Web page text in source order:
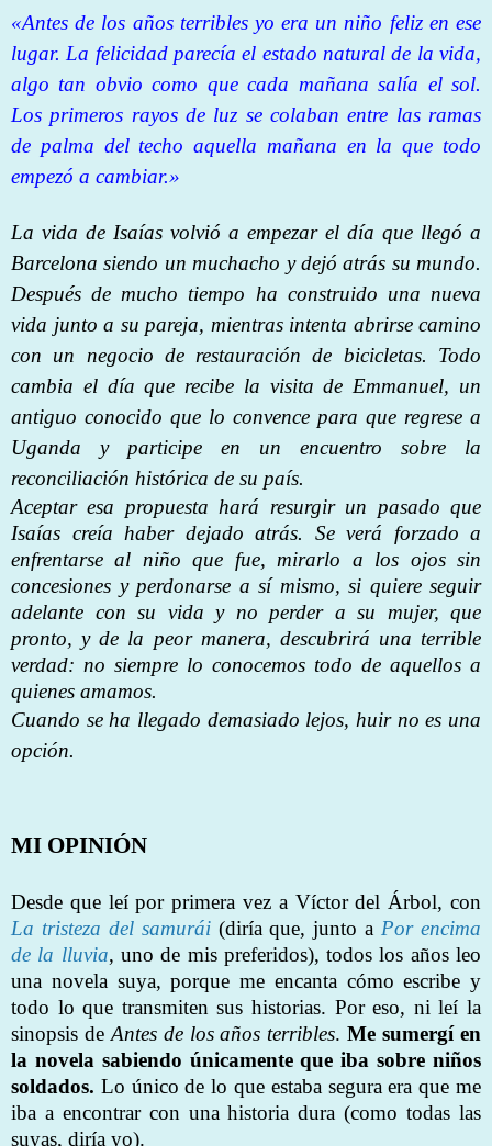
«Antes de los años terribles yo era un niño feliz en ese
lugar. La felicidad parecía el estado natural de la vida,
algo tan obvio como que cada mañana salía el sol.
Los primeros rayos de luz se colaban entre las ramas
de palma del techo aquella mañana en la que todo
empezó a cambiar.»
La vida de Isaías volvió a empezar el día que llegó a
Barcelona siendo un muchacho y dejó atrás su mundo.
Después de mucho tiempo ha construido una nueva
vida junto a su pareja, mientras intenta abrirse camino
con un negocio de restauración de bicicletas. Todo
cambia el día que recibe la visita de Emmanuel, un
antiguo conocido que lo convence para que regrese a
Uganda y participe en un encuentro sobre la
reconciliación histórica de su país.
Aceptar esa propuesta hará resurgir un pasado que
Isaías creía haber dejado atrás. Se verá forzado a
enfrentarse al niño que fue, mirarlo a los ojos sin
concesiones y perdonarse a sí mismo, si quiere seguir
adelante con su vida y no perder a su mujer, que
pronto, y de la peor manera, descubrirá una terrible
verdad: no siempre lo conocemos todo de aquellos a
quienes amamos.
Cuando se ha llegado demasiado lejos, huir no es una
opción.
MI OPINIÓN
Desde que leí por primera vez a Víctor del Árbol, con
La tristeza del samurái (diría que, junto a Por encima
de la lluvia, uno de mis preferidos), todos los años leo
una novela suya, porque me encanta cómo escribe y
todo lo que transmiten sus historias. Por eso, ni leí la
sinopsis de Antes de los años terribles.Me sumergí en
la novela sabiendo únicamente que iba sobre niños
soldados. Lo único de lo que estaba segura era que me
iba a encontrar con una historia dura (como todas las
suyas, diría yo).